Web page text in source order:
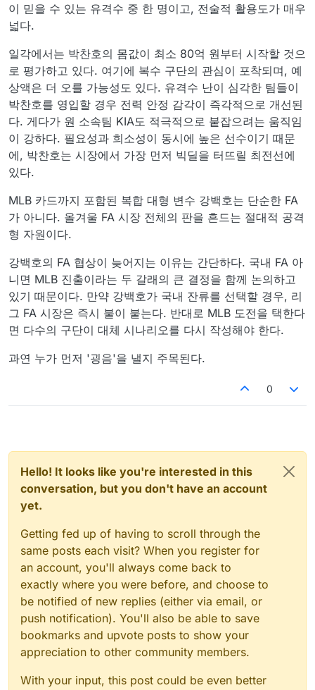
이 믿을 수 있는 유격수 중 한 명이고, 전술적 활용도가 매우
넓다.
일각에서는 박찬호의 몸값이 최소 80억 원부터 시작할 것으
로 평가하고 있다. 여기에 복수 구단의 관심이 포착되며, 예
상액은 더 오를 가능성도 있다. 유격수 난이 심각한 팀들이
박찬호를 영입할 경우 전력 안정 감각이 즉각적으로 개선된
다. 게다가 원 소속팀 KIA도 적극적으로 붙잡으려는 움직임
이 강하다. 필요성과 희소성이 동시에 높은 선수이기 때문
에, 박찬호는 시장에서 가장 먼저 빅딜을 터뜨릴 최전선에
있다.
MLB 카드까지 포함된 복합 대형 변수 강백호는 단순한 FA
가 아니다. 올겨울 FA 시장 전체의 판을 흔드는 절대적 공격
형 자원이다.
강백호의 FA 협상이 늦어지는 이유는 간단하다. 국내 FA 아
니면 MLB 진출이라는 두 갈래의 큰 결정을 함께 논의하고
있기 때문이다. 만약 강백호가 국내 잔류를 선택할 경우, 리
그 FA 시장은 즉시 불이 붙는다. 반대로 MLB 도전을 택한다
면 다수의 구단이 대체 시나리오를 다시 작성해야 한다.
과연 누가 먼저 '굉음'을 낼지 주목된다.
0
Hello! It looks like you're interested in this
conversation, but you don't have an account
yet.
Getting fed up of having to scroll through the
same posts each visit? When you register for
an account, you'll always come back to
exactly where you were before, and choose to
be notified of new replies (either via email, or
push notification). You'll also be able to save
bookmarks and upvote posts to show your
appreciation to other community members.
With your input, this post could be even better